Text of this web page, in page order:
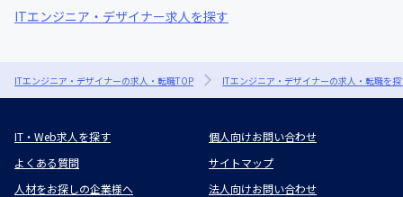
ITエンジニア・デザイナー求人を探す
ITエンジニア・デザイナーの求人・転職TOP ITエンジニア・デザイナーの求人・転職を
IT・Web求人を探す
個人向けお問い合わせ
よくある質問
サイトマップ
人材をお探しの企業様へ
法人向けお問い合わせ